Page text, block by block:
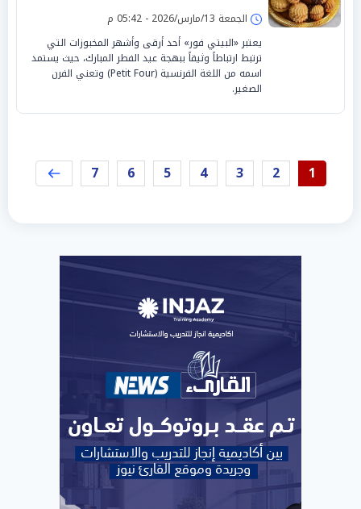
الجمعة 13/مارس/2026 - 05:42 م
يعتبر «البيتي فور» أحد أرقى وأشهر المخبوزات التي
ترتبط ارتباطاً وثيقاً ببهجة عيد الفطر المبارك، حيث يستمد
اسمه من اللغة الفرنسية (Petit Four) وتعني الفرن
الصغير.
1
2
3
4
5
6
7